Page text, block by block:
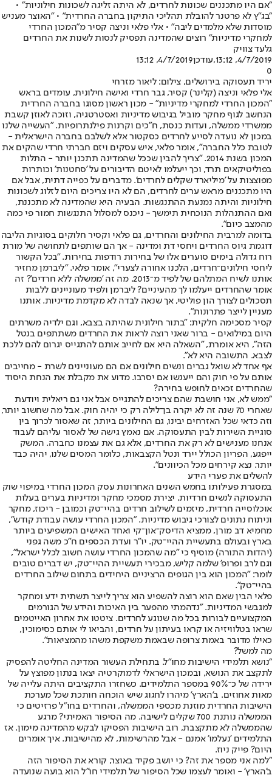
"אם היו מתכננים שכונות לחרדים, לא היתה זליגה לשכונות חילוניות" •
"בג"ץ לא פרטנר להובלת תהליכי התיקון בחברה החרדית" • "האוצר מעניש
מוסדות שלא מלמדים ליבה" • אלי פלאי וניצה קסיר מ"המכון החרדי
למחקרי מדיניות" רוצים שהמדינה תפסיק לנסות לשנות את החרדים
גלעד צוויק
4/7/2019, 13:12
,עודכן4/7/2019, 13:12
0
יריד תעסוקה בירושלים, צילום: ליאור מזרחי
אלי פלאי וניצה (קלינר) קסיר, גבר חרדי ואישה חילונית, עומדים בראש
"המכון החרדי למחקרי מדיניות" - מכון ראשון מסוגו בחברה החרדית
הנחשב לגוף מחקר מוביל בגיבוש מדיניות ואסטרטגיה, וזוכה לאוזן קשבת
ממשרדי ממשלה, ועדות כנסת, ח"כים וקרנות פילנתרופיות. "העשייה שלנו
במכון לא נועדה לסייע לחרדים כסקטור אלא לשלבם בחברה הישראלית -
לטובת כלל החברה", אומר פלאי, איש עסקים ויזם חברתי חרדי שהקים את
המכון בשנת 2014. "צריך להבין שככל שהמדינה תתכנן יותר - התלות
בפוליטיקאים תרד, וכך ייעלמו לאיטם הדיבורים על 'סחטנות' וכותרות
מפוצצות על 'מיליארד שקלים לחרדים'. מדברים על כפייה דתית, אבל אם
היו מתכננים מראש ערים לחרדים, הם לא היו צריכים היום לזלוג לשכונות
חילוניות והיתה נמנעת ההתנגשות. הבעיה היא שהמדינה לא מתכננת,
ואם ההתנהלות הנוכחית תימשך - ניכנס למסלול התנגשות חמור פי כמה
מהמצב כיום".
בדומה למרבית החילונים והחרדים, גם פלאי וקסיר חלוקים בסוגיות הליבה
דוגמת גיוס החרדים ויחסי דת ומדינה - אך הם שותפים לתחושה של מורת
רוח גדולה בימים סוערים אלו של בחירות רודפות בחירות. "בכל הקשור
ליחסי חילונים־חרדים, הלכנו אחורה לצערי", אומר פלאי. "ליברמן מחזיר
אותנו לשיח המתלהם של לפיד מ־2013. מה זה 'ממשלה ללא חרדים'? זה
אומר שהחרדים ייעלמו לך מהעיניים? ליברמן ולפיד מעוניינים ללבות
תסכולים לצורך הון פוליטי, אך שנאה לבדה לא מקדמת מדיניות. אותנו
מעניין לייצר פתרונות".
קסיר מסכימה חלקית: "בתור חילונית שהיתה בצבא, וגם ילדיה משרתים
היום במילואים - ברור שאני רוצה לראות את החרדים משתתפים בנטל
הזה", היא אומרת, "השאלה היא אם לחייב אותם להתגייס יגרום להם ללכת
לצבא. התשובה היא לא".
אף אחד לא שואל גברים ונשים חילונים אם הם מעוניינים לשרת - מחייבים
אותם על פי חוק והם ייענשו אם יסרבו. מדוע את מקבלת את הנחת היסוד
שהחרדים זכאים לחופש בחירה?
"ממש לא, אני חושבת שהם צריכים להתגייס אבל אני גם ריאלית ויודעת
שאחרי 70 שנה זה לא יקרה בן־לילה רק כי יהיה חוק. אבל מה שחשוב יותר,
וזה כדאי שכל האזרחים יבינו, גם החילונים ביותר, זה שאסור לכרוך בין
סוגיית השירות לבין התעסוקה. אם נאמץ גישה של לאסור עליהם לעבוד
אנחנו מענישים לא רק את החרדים, אלא גם את עצמנו כחברה. המשק
ייפגע, הפריון הכולל יירד ונטל הקצבאות, כלומר המסים שלנו, יהיה כבד
יותר. נצא קירחים מכל הכיוונים".
להשלים את פערי הידע
במסגרת פעילותו בחמש השנים האחרונות עסק המכון החרדי במיפוי שוק
התעסוקה לנשים חרדיות, יצירת מסמכי מחקר ומדיניות בערים בעלות
אוכלוסייה חרדית, מיזמים לשילוב חרדים בהיי־טק וכמובן - ריכוז, מחקר
וניתוח נתונים לצורכי גיבוש מדיניות. "המכון החרדי עושה עבודת קודש",
מחמיא דב מורן, ממציא הדיסק־און־קי ואחד האישים המשפיעים ביותר
בארץ ובעולם בתעשיית ההיי־טק. יו"ר ועדת הכספים ח"כ משה גפני
(יהדות התורה) מוסיף כי "מה שהמכון החרדי עושה חשוב לכלל ישראל",
וגם לרב ופרופ' שלמה קליש, מבכירי תעשיית ההיי־טק, יש דברים טובים
לומר: "המכון הוא בין הגופים הרציניים היחידים בתחום שילוב החרדים
בהיי־טק".
פלאי הבין שאם הוא רוצה להשפיע הוא צריך לייצר תשתית ידע ומחקר
למגבשי המדיניות. "נדהמתי מהפער בין האיכות והידע של הגורמים
המקצועיים לבורות בכל מה שנוגע לחרדים. ציטטו את אחרון האייטמים
שראו בטלוויזיה או קראו בעיתון על חרדים, והביאו לי אותם כסימוכין,
כאילו מדובר באמת צרופה שבאמת משקפת משהו מהמציאות".
מה למשל?
"נושא תלמידי הישיבות מחו"ל. בתחילת העשור המדינה החליטה להפסיק
לתקצב את הנושא, ובמכון הישראלי לדמוקרטיה יצאו בנתון מפוצץ על
ירידה של כ־90% במספר התלמידים. כשחזרו התקציבים היתה עלייה של
מאות אחוזים. ב'הארץ' מיהרו לחגוג שיש הוכחה חותכת שכל מערכת
הישיבות החרדית מוזנת מכספי הממשלה, והחרדים בחו"ל פרזיטים כי
הממשלה נותנת 700 שקלים לישיבה. מה הסיפור האמיתי? מרגע
שהממשלה לא מתקצבת, רוב הישיבות הפסיקו לבקש מהמדינה מימון. אז
התלמידים 'נעלמו' אמנם - אבל מהרשימות, לא מהישיבות. איך אומרים
היום? פייק ניוז.
"למה אני מספר את זה? כי יושב פקיד באוצר, קורא את הסיפור הזה
ב'הארץ' - ואומר לעצמו שכל הסיפור של תלמידי חו"ל הוא בועה שנועדה